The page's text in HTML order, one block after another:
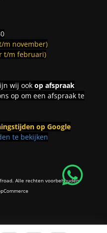
m november)
t/m februari)
wij ook op afspraak
op om een afspraak te
op Google
te bekijken
Alle rechten voorbehouden